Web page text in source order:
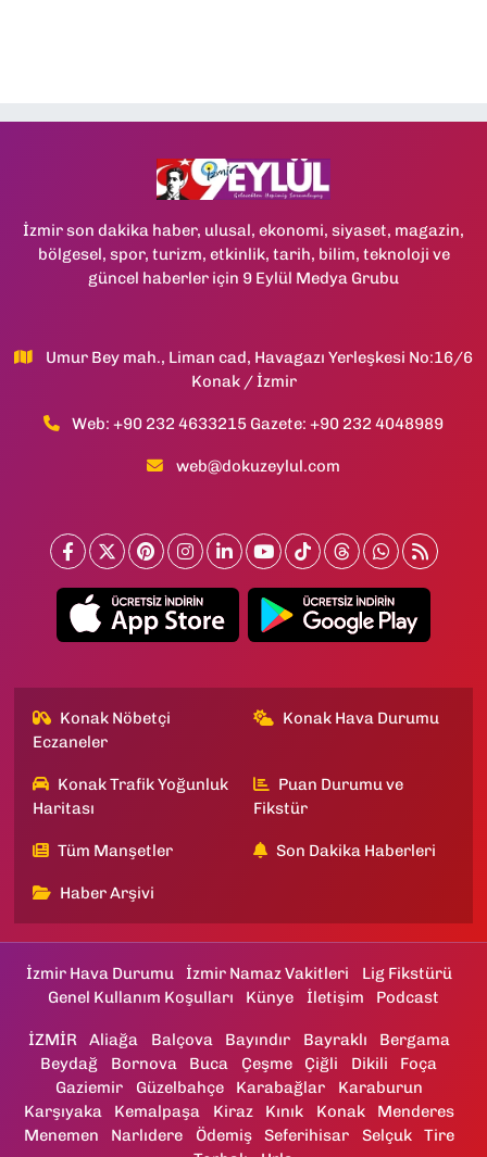
İzmir son dakika haber, ulusal, ekonomi, siyaset, magazin,
bölgesel, spor, turizm, etkinlik, tarih, bilim, teknoloji ve
güncel haberler için 9 Eylül Medya Grubu
Umur Bey mah., Liman cad, Havagazı Yerleşkesi No:16/6
Konak / İzmir
Web: +90 232 4633215 Gazete: +90 232 4048989
web@dokuzeylul.com
Konak Nöbetçi
Eczaneler
Konak Hava Durumu
Konak Trafik Yoğunluk
Haritası
Puan Durumu ve
Fikstür
Tüm Manşetler Son Dakika Haberleri
Haber Arşivi
İzmir Hava Durumu İzmir Namaz Vakitleri
Lig Fikstürü
Genel Kullanım Koşulları
Künye İletişim Podcast
İZMİR Aliağa Balçova Bayındır Bayraklı
Bergama
Beydağ
Bornova Buca Çeşme Çiğli Dikili
Foça
Gaziemir
Güzelbahçe Karabağlar
Karaburun
Karşıyaka
Kemalpaşa Kiraz Kınık Konak
Menderes
Menemen
Narlıdere Ödemiş Seferihisar Selçuk
Tire